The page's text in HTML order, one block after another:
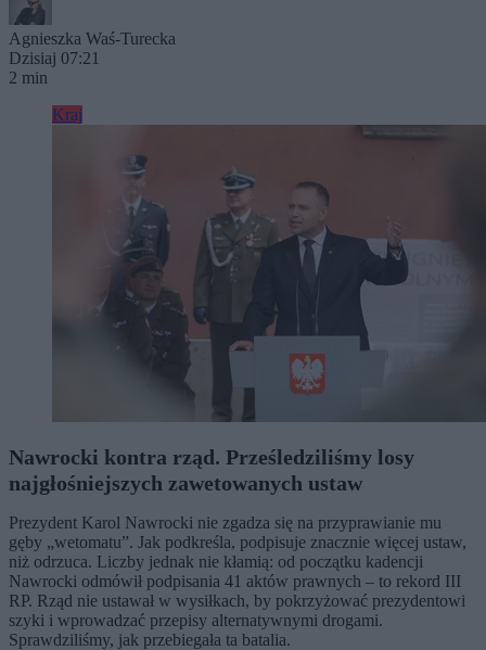
Agnieszka Waś-Turecka
Dzisiaj 07:21
2 min
Kraj
Nawrocki kontra rząd. Prześledziliśmy losy
najgłośniejszych zawetowanych ustaw
Prezydent Karol Nawrocki nie zgadza się na przyprawianie mu
gęby „wetomatu”. Jak podkreśla, podpisuje znacznie więcej ustaw,
niż odrzuca. Liczby jednak nie kłamią: od początku kadencji
Nawrocki odmówił podpisania 41 aktów prawnych – to rekord III
RP. Rząd nie ustawał w wysiłkach, by pokrzyżować prezydentowi
szyki i wprowadzać przepisy alternatywnymi drogami.
Sprawdziliśmy, jak przebiegała ta batalia.